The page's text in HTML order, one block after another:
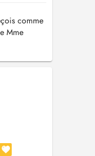
comme
Mme
- les
depuis